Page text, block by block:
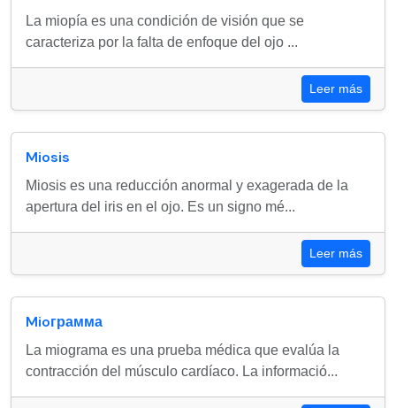
La miopía es una condición de visión que se
caracteriza por la falta de enfoque del ojo ...
Leer más
Miosis
Miosis es una reducción anormal y exagerada de la
apertura del iris en el ojo. Es un signo mé...
Leer más
Mioграмма
La miograma es una prueba médica que evalúa la
contracción del músculo cardíaco. La informació...